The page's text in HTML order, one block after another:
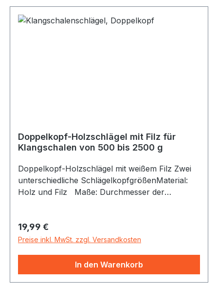
Doppelkopf-Holzschlägel mit Filz für
Klangschalen von 500 bis 2500 g
Doppelkopf-Holzschlägel mit weißem Filz Zwei
unterschiedliche SchlägelkopfgrößenMaterial:
Holz und Filz Maße: Durchmesser der
cm Geeignet für Klangschalen von zirka 500 bis
2500 Gramm.
Regulärer Preis:
19,99 €
Preise inkl. MwSt. zzgl. Versandkosten
In den Warenkorb